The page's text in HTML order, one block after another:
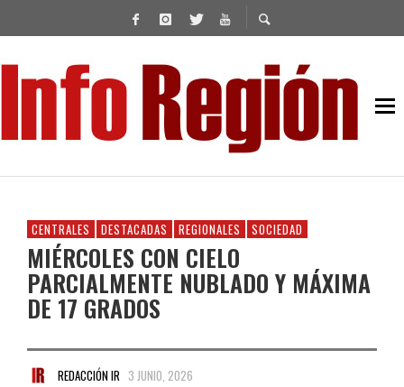
CENTRALES DESTACADAS REGIONALES SOCIEDAD
MIÉRCOLES CON CIELO
PARCIALMENTE NUBLADO Y MÁXIMA
DE 17 GRADOS
REDACCIÓN IR 3 JUNIO, 2026